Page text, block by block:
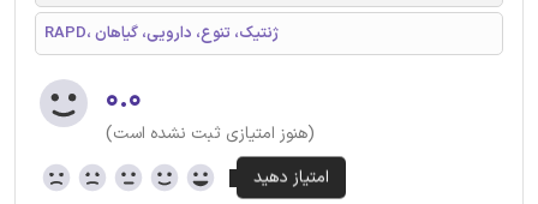
RAPD، ژنتیک، تنوع، دارویی، گیاهان
۰.۰
(هنوز امتیازی ثبت نشده است)